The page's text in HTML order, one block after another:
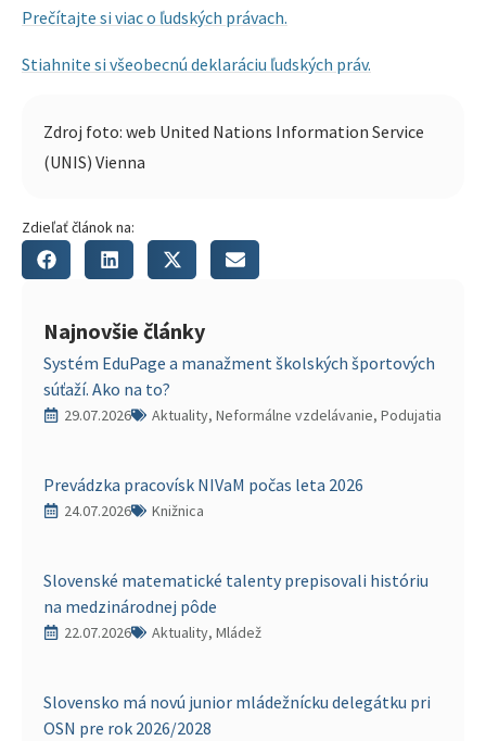
Prečítajte si viac o ľudských právach.
Stiahnite si všeobecnú deklaráciu ľudských práv.
Zdroj foto: web United Nations Information Service
(UNIS) Vienna
Zdieľať článok na:
Najnovšie články
Systém EduPage a manažment školských športových
súťaží. Ako na to?
29.07.2026 Aktuality, Neformálne vzdelávanie, Podujatia
Prevádzka pracovísk NIVaM počas leta 2026
24.07.2026 Knižnica
Slovenské matematické talenty prepisovali históriu
na medzinárodnej pôde
22.07.2026 Aktuality, Mládež
Slovensko má novú junior mládežnícku delegátku pri
OSN pre rok 2026/2028